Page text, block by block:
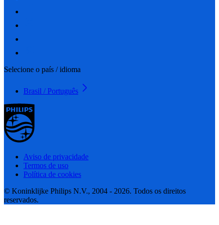
Selecione o país / idioma
Brasil / Português
Aviso de privacidade
Termos de uso
Política de cookies
© Koninklijke Philips N.V., 2004 - 2026. Todos os direitos
reservados.